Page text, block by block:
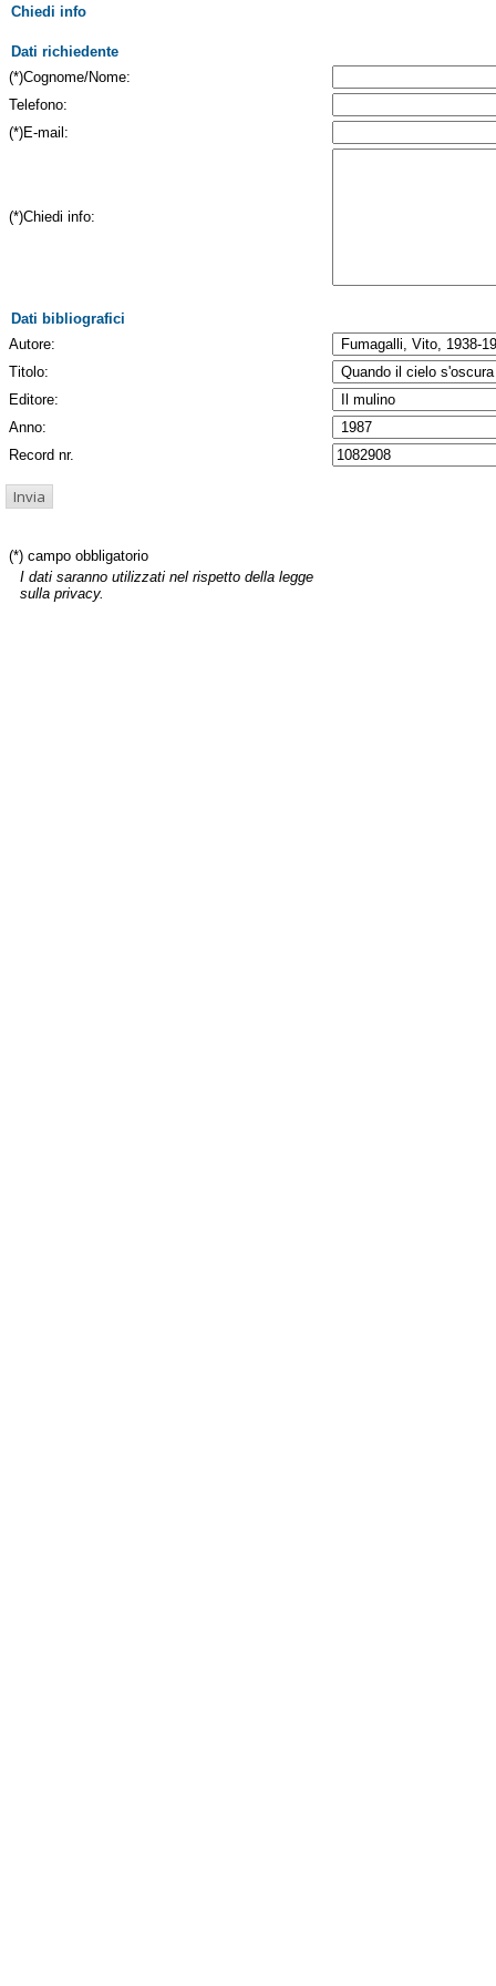
Chiedi info
Dati richiedente
(*)Cognome/Nome:
Telefono:
(*)E-mail:
(*)Chiedi info:
Dati bibliografici
Autore:
Titolo:
Editore:
Anno:
Record nr.
(*) campo obbligatorio
I dati saranno utilizzati nel rispetto della legge
sulla privacy.